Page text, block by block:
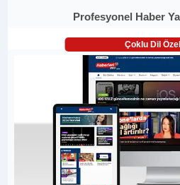
Profesyonel Haber
Çoklu Dil